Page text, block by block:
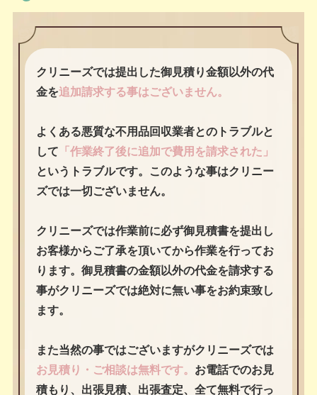
クリニーズでは提出した御見積り金額以外の代
金を追加請求する事はございません。
よくある悪質な不用品回収業者とのトラブルと
して 「作業終了後に追加で費用を請求された」
というトラブルです。このような事はクリニー
ズでは一切ございません。
クリニーズでは作業前に必ず御見積書を提出し
お客様からご了承を頂いてから作業を行ってお
ります。御見積書の金額以外の代金を請求する
事がクリニーズでは絶対に無い事をお約束致し
ます。
また当然の事ではございますがクリニーズでは
お見積り・ご相談は無料です。 お電話でのお見
積もり、出張見積、出張査定、全て無料で行っ